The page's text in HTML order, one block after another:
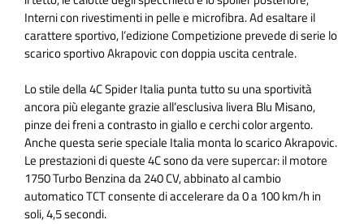
Interni con rivestimenti in pelle e microfibra. Ad esaltare il
carattere sportivo, l’edizione Competizione prevede di serie lo
scarico sportivo Akrapovic con doppia uscita centrale.
Lo stile della 4C Spider Italia punta tutto su una sportività
ancora più elegante grazie all’esclusiva livera Blu Misano,
pinze dei freni a contrasto in giallo e cerchi color argento.
Anche questa serie speciale Italia monta lo scarico Akrapovic.
Le prestazioni di queste 4C sono da vere supercar: il motore
1750 Turbo Benzina da 240 CV, abbinato al cambio
automatico TCT consente di accelerare da 0 a 100 km/h in
soli, 4,5 secondi.